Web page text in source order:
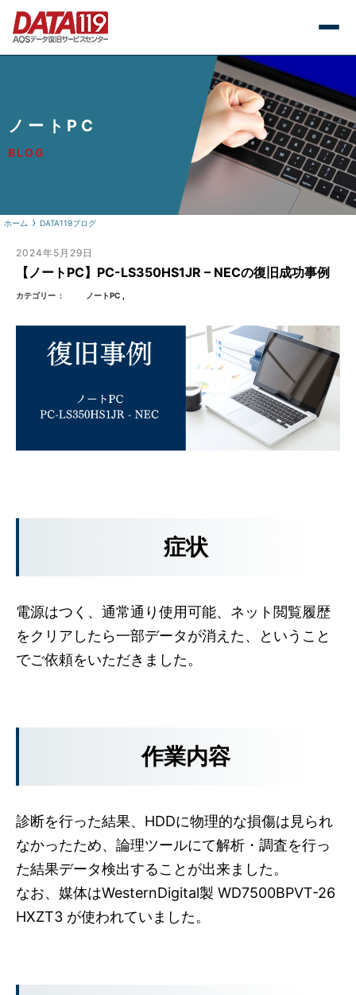
ノートPC
BLOG
ホーム DATA119ブログ
2024年5月29日
【ノートPC】PC-LS350HS1JR – NECの復旧成功事例
カテゴリー ノートPC
症状
電源はつく、通常通り使用可能、ネット閲覧履歴
をクリアしたら一部データが消えた、ということ
でご依頼をいただきました。
作業内容
診断を行った結果、HDDに物理的な損傷は見られ
なかったため、論理ツールにて解析・調査を行っ
た結果データ検出することが出来ました。
なお、媒体はWesternDigital製 WD7500BPVT-26
HXZT3 が使われていました。